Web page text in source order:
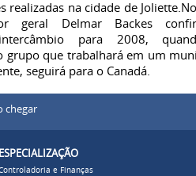
realizadas na cidade de
geral Delmar Backes
para 2008,
grupo que trabalhará em um
seguirá para o Canadá.
chegar
ESPECIALIZAÇÃO
e Finanças